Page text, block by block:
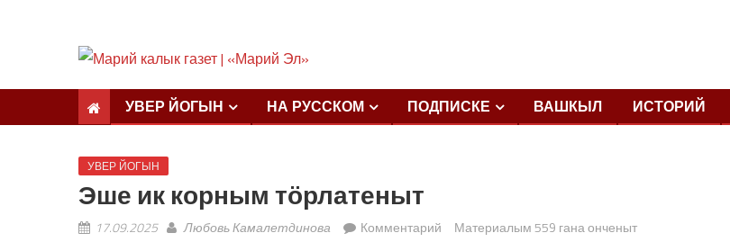
УВЕР ЙОГЫН НА РУССКОМ ПОДПИСКЕ ВАШКЫЛ ИСТОРИЙ
УВЕР ЙОГЫН
Эше ик корным тӧрлатеныт
17.09.2025 Любовь Камалетдинова Комментарий Материалым 559 гана онченыт